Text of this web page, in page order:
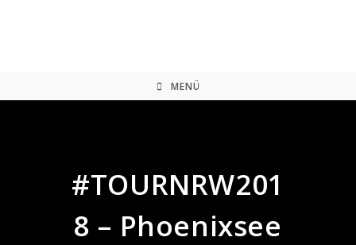
MENÜ
#TOURNRW201
8 – Phoenixsee